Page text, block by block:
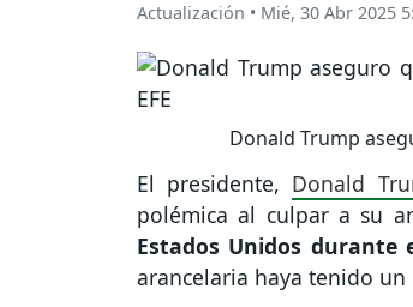
Actualización • Mié, 30 Abr 2025
Donald Trump
El presidente, Donald
polémica al culpar a su
Estados Unidos
arancelaria haya tenido